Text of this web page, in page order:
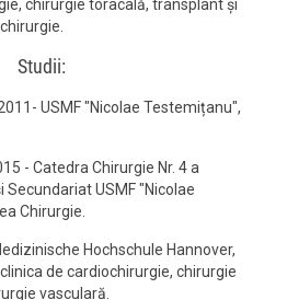
chirurgie toracală, transplant și
Studii:
USMF "Nicolae Testemițanu",
- Catedra Chirurgie Nr. 4 a
USMF "Nicolae
Chirurgie.
Hochschule Hannover,
de cardiochirurgie, chirurgie
vasculară.